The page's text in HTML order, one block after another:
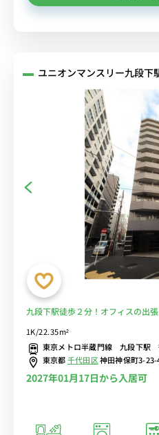
ユニオンマンスリー九段下
九段下駅徒歩２分！オフィスの出
1K/22.35m²
東京メトロ半蔵門線 九段下駅
東京都千代田区神田神保町3-23-
2027年01月17日から入居可